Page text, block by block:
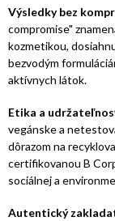
Výsledky bez
compromise"
kozmetikou,
bezvodým
aktívnych látok.
Etika a
vegánske a
dôrazom na
certifikovanou B
sociálnej a
Autentický